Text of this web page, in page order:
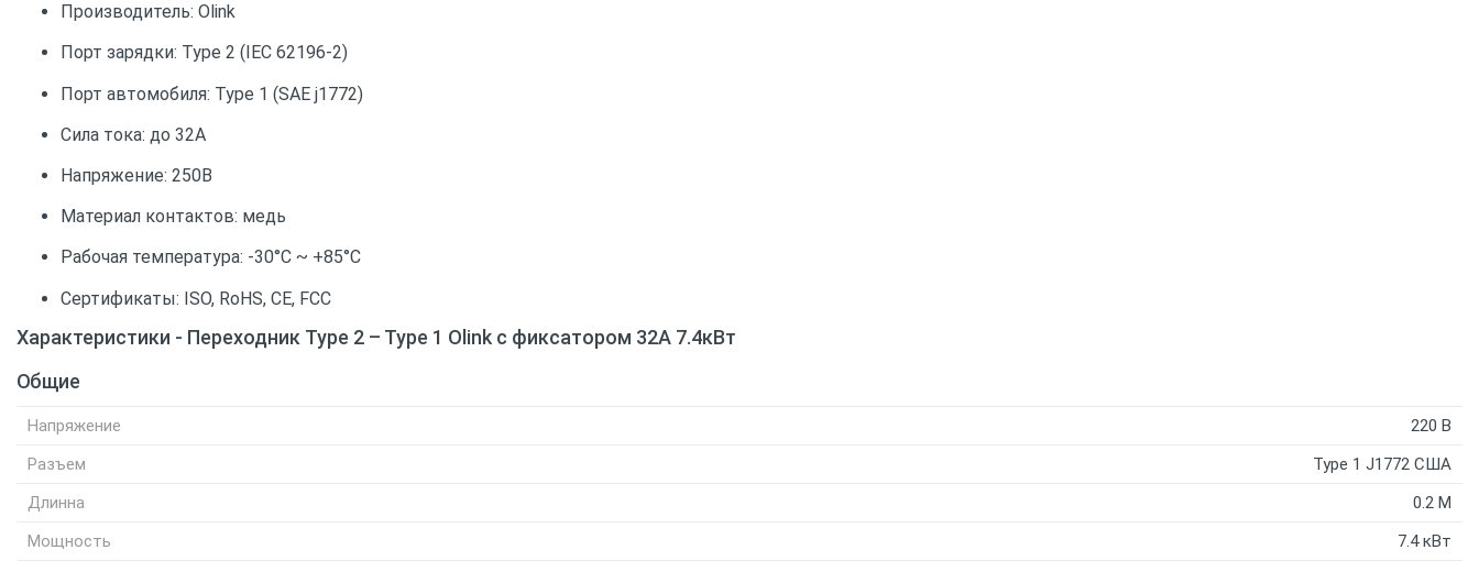
Производитель: Olink
Порт зарядки: Type 2 (IEC 62196-2)
Порт автомобиля: Type 1 (SAE j1772)
Сила тока: до 32A
Напряжение: 250В
Материал контактов: медь
Рабочая температура: -30°С ~ +85°С
Сертификаты: ISO, RoHS, CE, FCC
Характеристики - Переходник Type 2 – Type 1 Olink с фиксатором 32А 7.4кВт
Общие
Напряжение
220 В
Разъем
Type 1 J1772 США
Длинна
0.2 M
Мощность
7.4 кВт